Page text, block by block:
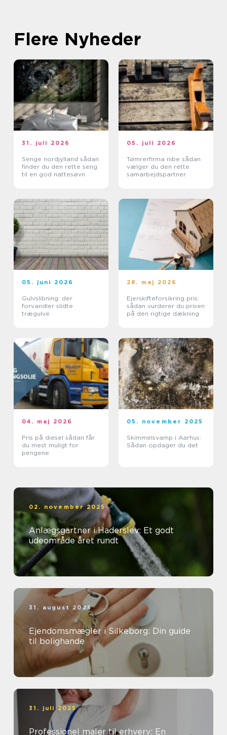
Flere Nyheder
31. juli 2026
Senge nordjylland sådan
finder du den rette seng
til en god nattesøvn
05. juli 2026
Tømrerfirma nibe sådan
vælger du den rette
samarbejdspartner
05. juni 2026
Gulvslibning: der
forvandler slidte
trægulve
28. maj 2026
Ejerskifteforsikring pris:
sådan vurderer du prisen
på den rigtige dækning
04. maj 2026
Pris på diesel sådan får
du mest muligt for
pengene
05. november 2025
Skimmelsvamp i Aarhus:
Sådan opdager du det
02. november 2025
Anlægsgartner i Haderslev: Et godt
udeområde året rundt
31. august 2025
Ejendomsmægler i Silkeborg: Din guide
til bolighande
31. juli 2025
Professionel maler til erhverv: En